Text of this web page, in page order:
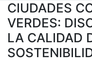
All of DSpace
Documents
CIUDADES
VERDES:
LA CALIDAD